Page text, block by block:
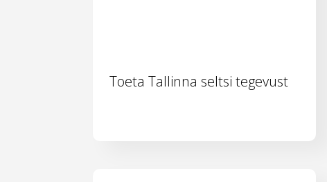
Toeta Tallinna seltsi tegevust